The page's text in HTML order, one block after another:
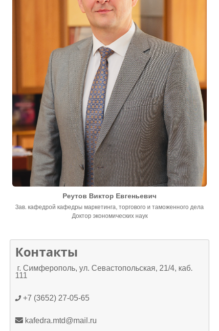
Реутов Виктор Евгеньевич
Зав. кафедрой кафедры маркетинга, торгового и таможенного дела
Доктор экономических наук
Контакты
г. Симферополь, ул. Севастопольская, 21/4, каб.
111
+7 (3652) 27-05-65
kafedra.mtd@mail.ru